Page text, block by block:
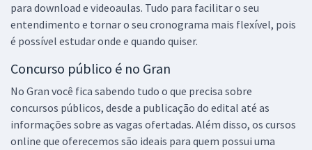
para download e videoaulas. Tudo para facilitar o seu
entendimento e tornar o seu cronograma mais flexível, pois
é possível estudar onde e quando quiser.
Concurso público é no Gran
No Gran você fica sabendo tudo o que precisa sobre
concursos públicos, desde a publicação do edital até as
informações sobre as vagas ofertadas. Além disso, os cursos
online que oferecemos são ideais para quem possui uma